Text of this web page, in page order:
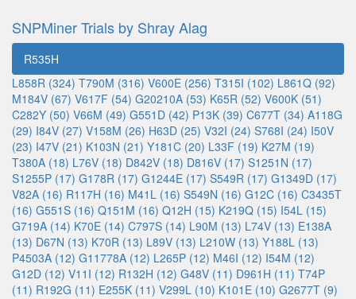
SNPMiner Trials by Shray Alag
R535H
L858R (324) T790M (316) V600E (256) T315I (102) L861Q (92)
M184V (67) V617F (54) G20210A (53) K65R (52) V600K (51)
C282Y (50) V66M (49) G551D (42) P13K (39) C677T (34) A118G
(29) I84V (27) V158M (26) H63D (25) V32I (24) S768I (24) I50V
(23) I47V (21) K103N (21) Y181C (20) L33F (19) K27M (19)
T380A (18) L76V (18) D842V (18) D816V (17) S1251N (17)
S1255P (17) G178R (17) G1244E (17) S549R (17) G1349D (17)
V82A (16) R117H (16) M41L (16) S549N (16) G12C (16) C3435T
(16) G551S (16) Q151M (16) Q12H (15) K219Q (15) I54L (15)
G719A (14) K70E (14) C797S (14) L90M (13) L74V (13) E138A
(13) D67N (13) K70R (13) L89V (13) L210W (13) Y188L (13)
P4503A (12) G11778A (12) L265P (12) M46I (12) I54M (12)
G12D (12) V11I (12) R132H (12) G48V (11) D961H (11) T74P
(11) R192G (11) E255K (11) V299L (10) K101E (10) G2677T (9)